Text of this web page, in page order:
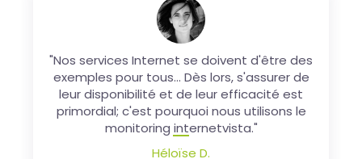
Nos services Internet se doivent d'être des
exemples pour tous... Dès lors, s'assurer de
leur disponibilité et de leur efficacité est
primordial; c'est pourquoi nous utilisons le
monitoring internetvista depuis 2004.
André Blavier
Responsable Communication, ADN
"Nos services Internet se doivent d'être des
exemples pour tous... Dès lors, s'assurer de
leur disponibilité et de leur efficacité est
primordial; c'est pourquoi nous utilisons le
monitoring internetvista."
Héloïse D.